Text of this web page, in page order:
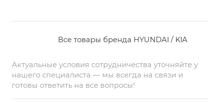
службы. Предназначен для оптовых закупок на
для приобретения автозапчастей из Китая.
Все товары бренда HYUNDAI / KIA
Актуальные условия сотрудничества уточняйте у
нашего специалиста — мы всегда на связи и
готовы ответить на все вопросы!